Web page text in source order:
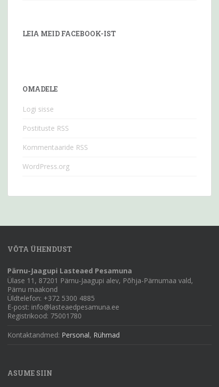
LEIA MEID FACEBOOK-IST
OMADELE
Logi sisse
Postituste RSS
Kommentaaride RSS
WordPress.org
VÕTA ÜHENDUST
Pärnu-Jaagupi Lasteaed Pesamuna
Ülase 11, 87201 Pärnu-Jaagupi alev, Põhja-Pärnumaa vald,
Pärnu maakond
Üldtelefon: +372 5300 4885
E-post: info@lasteaedpesamuna.ee
Registrikood: 75001780
Kontaktandmed: Personal, Rühmad
ASUME SIIN